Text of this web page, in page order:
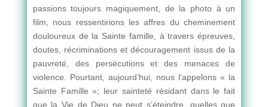
passions toujours magiquement, de la photo à un
film, nous ressentirions les affres du cheminement
douloureux de la Sainte famille, à travers épreuves,
doutes, récriminations et découragement issus de la
pauvreté, des persécutions et des menaces de
violence. Pourtant, aujourd’hui, nous l’appelons « la
Sainte Famille »; leur sainteté résidant dans le fait
que la Vie de Dieu ne peut s’éteindre, quelles que